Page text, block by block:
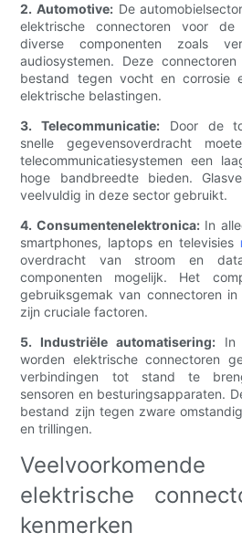
2. Automotive: De
elektrische connectoren voor de
diverse componenten zoals
audiosystemen. Deze
bestand tegen vocht en corrosie
elektrische belastingen.
3. Telecommunicatie: Door de
snelle gegevensoverdracht
telecommunicatiesystemen een
hoge bandbreedte bieden.
veelvuldig in deze sector gebruikt.
4. Consumentenelektronica:In
smartphones, laptops en televisies
overdracht van stroom en
componenten mogelijk. Het
gebruiksgemak van connectoren in
zijn cruciale factoren.
5. Industriële automatisering: In
worden elektrische connectoren
verbindingen tot stand te
sensoren en besturingsapparaten.
bestand zijn tegen zware
en trillingen.
elektrische
kenmerken